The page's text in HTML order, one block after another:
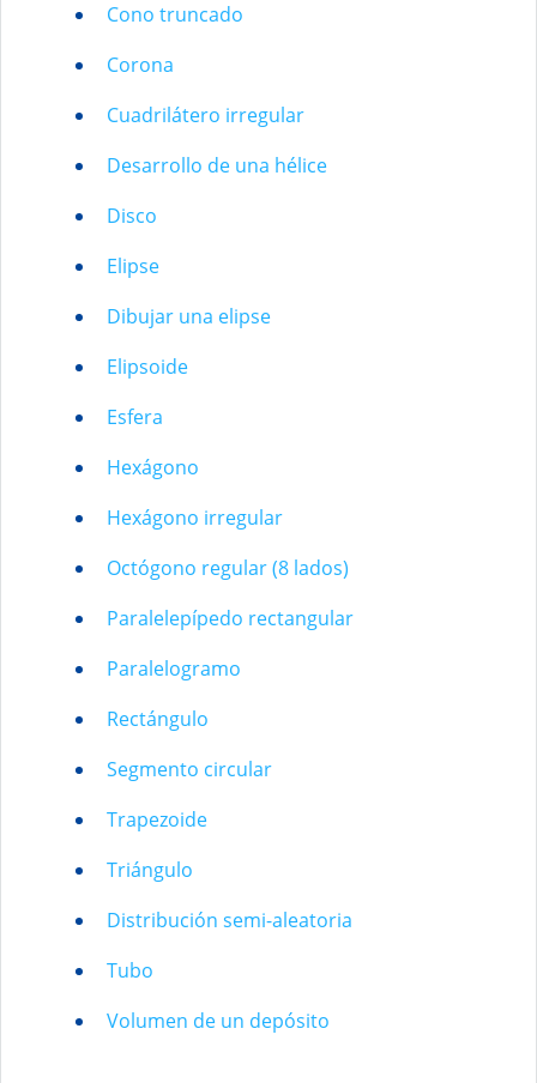
Cono truncado
Corona
Cuadrilátero irregular
Desarrollo de una hélice
Disco
Elipse
Dibujar una elipse
Elipsoide
Esfera
Hexágono
Hexágono irregular
Octógono regular (8 lados)
Paralelepípedo rectangular
Paralelogramo
Rectángulo
Segmento circular
Trapezoide
Triángulo
Distribución semi-aleatoria
Tubo
Volumen de un depósito